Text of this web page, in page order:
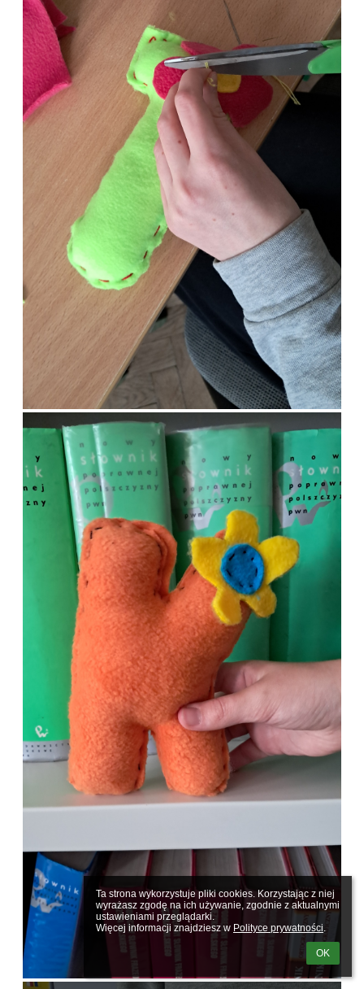
Ta strona wykorzystuje pliki cookies. Korzystając z niej
wyrażasz zgodę na ich używanie, zgodnie z aktualnymi
ustawieniami przeglądarki.
Więcej informacji znajdziesz w Polityce prywatności.
OK